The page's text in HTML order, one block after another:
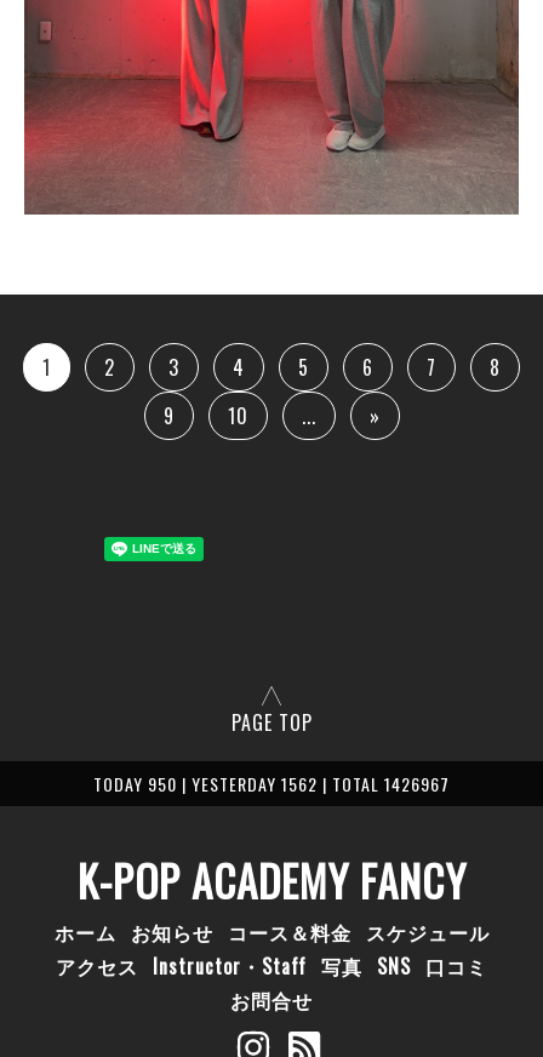
1 2 3 4 5 6 7
8
9
10 ... »
PAGE TOP
TODAY 950 | YESTERDAY 1562 | TOTAL 1426967
K-POP ACADEMY FANCY
ホーム お知らせ コース＆料金
スケジュール
アクセス
Instructor・Staff 写真 SNS 口コミ
お問合せ